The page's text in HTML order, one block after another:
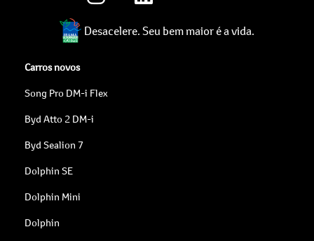
Desacelere. Seu bem maior é a vida.
Carros novos
Song Pro DM-i Flex
Byd Atto 2 DM-i
Byd Sealion 7
Dolphin SE
Dolphin Mini
Dolphin